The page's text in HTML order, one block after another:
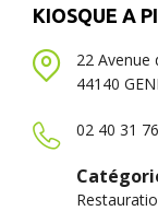
KIOSQUE A
22 Avenue
44140
02 40 31